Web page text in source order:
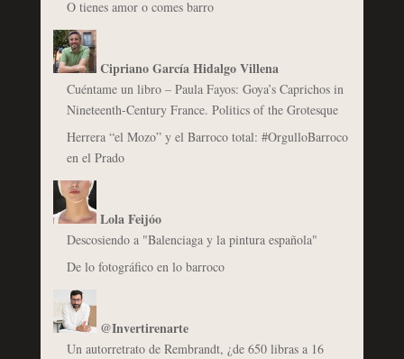
O tienes amor o comes barro
Cipriano García Hidalgo Villena
Cuéntame un libro – Paula Fayos: Goya’s Caprichos in
Nineteenth-Century France. Politics of the Grotesque
Herrera “el Mozo” y el Barroco total: #OrgulloBarroco
en el Prado
Lola Feijóo
Descosiendo a "Balenciaga y la pintura española"
De lo fotográfico en lo barroco
@Invertirenarte
Un autorretrato de Rembrandt, ¿de 650 libras a 16